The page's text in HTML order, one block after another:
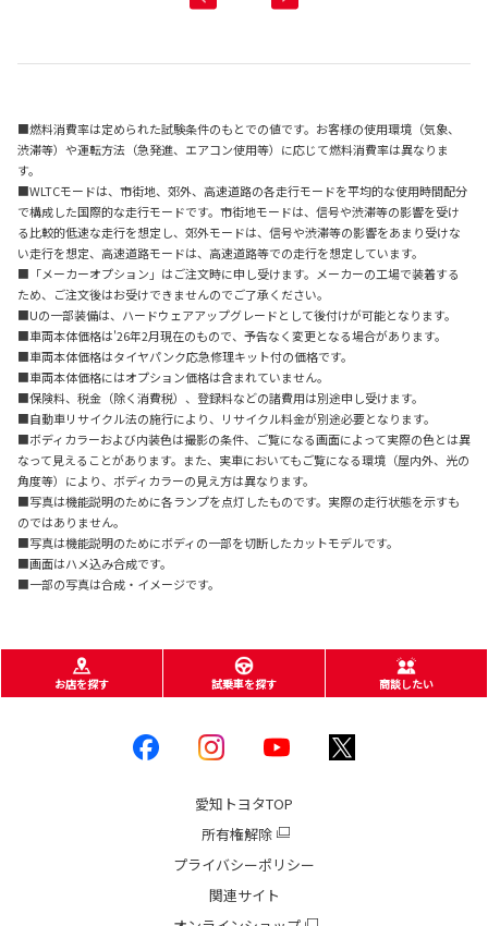
■燃料消費率は定められた試験条件のもとでの値です。お客様の使用環境（気象、
渋滞等）や運転方法（急発進、エアコン使用等）に応じて燃料消費率は異なりま
す。
■WLTCモードは、市街地、郊外、高速道路の各走行モードを平均的な使用時間配分
で構成した国際的な走行モードです。市街地モードは、信号や渋滞等の影響を受け
る比較的低速な走行を想定し、郊外モードは、信号や渋滞等の影響をあまり受けな
い走行を想定、高速道路モードは、高速道路等での走行を想定しています。
■「メーカーオプション」はご注文時に申し受けます。メーカーの工場で装着する
ため、ご注文後はお受けできませんのでご了承ください。
■Uの一部装備は、ハードウェアアップグレードとして後付けが可能となります。
■車両本体価格は'26年2月現在のもので、予告なく変更となる場合があります。
■車両本体価格はタイヤパンク応急修理キット付の価格です。
■車両本体価格にはオプション価格は含まれていません。
■保険料、税金（除く消費税）、登録料などの諸費用は別途申し受けます。
■自動車リサイクル法の施行により、リサイクル料金が別途必要となります。
■ボディカラーおよび内装色は撮影の条件、ご覧になる画面によって実際の色とは異
なって見えることがあります。また、実車においてもご覧になる環境（屋内外、光の
角度等）により、ボディカラーの見え方は異なります。
■写真は機能説明のために各ランプを点灯したものです。実際の走行状態を示すも
のではありません。
■写真は機能説明のためにボディの一部を切断したカットモデルです。
■画面はハメ込み合成です。
■一部の写真は合成・イメージです。
お店を探す 試乗車を探す 商談したい
愛知トヨタTOP
所有権解除
プライバシーポリシー
関連サイト